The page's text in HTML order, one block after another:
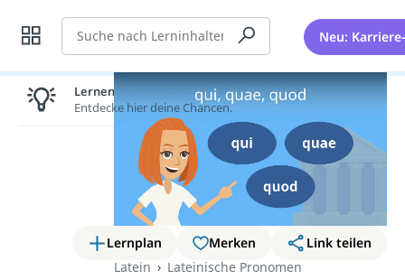
Suche Neu:
Lernplan Merken
Link teilen
Latein
Lateinische Pronomen
Lernen lohnt sich!
Entdecke hier deine Chancen.